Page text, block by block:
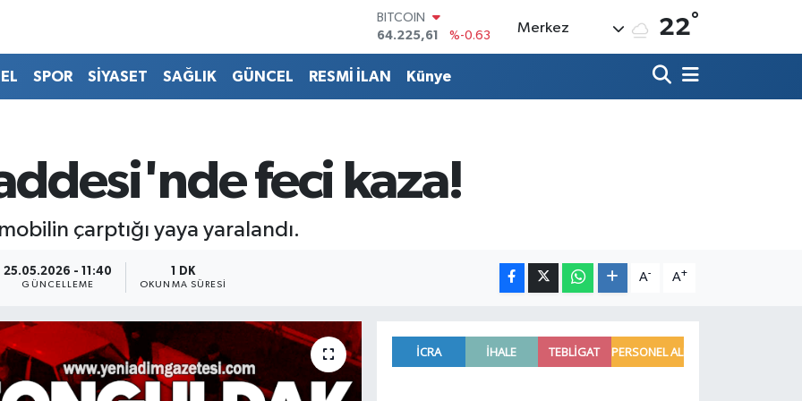
BITCOIN
64.225,61
%-0.63
DOLAR
47,7143
%0.16
6510.40
%0.45
BİST100
Merkez 22°
SPOR SİYASET SAĞLIK GÜNCEL RESMİ İLAN Künye
feci kaza!
çarptığı yaya yaralandı.
25.05.2026 - 11:40
GÜNCELLEME
1 DK
OKUNMA SÜRESI
A- A+